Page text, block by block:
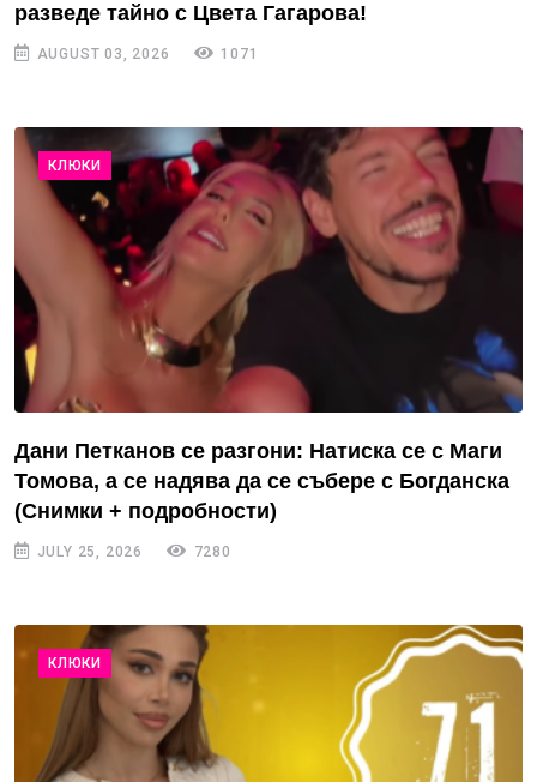
разведе тайно с Цвета Гагарова!
AUGUST 03, 2026 1071
КЛЮКИ
Дани Петканов се разгони: Натиска се с Маги
Томова, а се надява да се събере с Богданска
(Снимки + подробности)
JULY 25, 2026 7280
КЛЮКИ